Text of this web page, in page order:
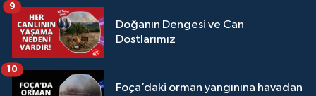
Doğanın Dengesi ve Can
Dostlarımız
9
Foça’daki orman yangınına havadan
10